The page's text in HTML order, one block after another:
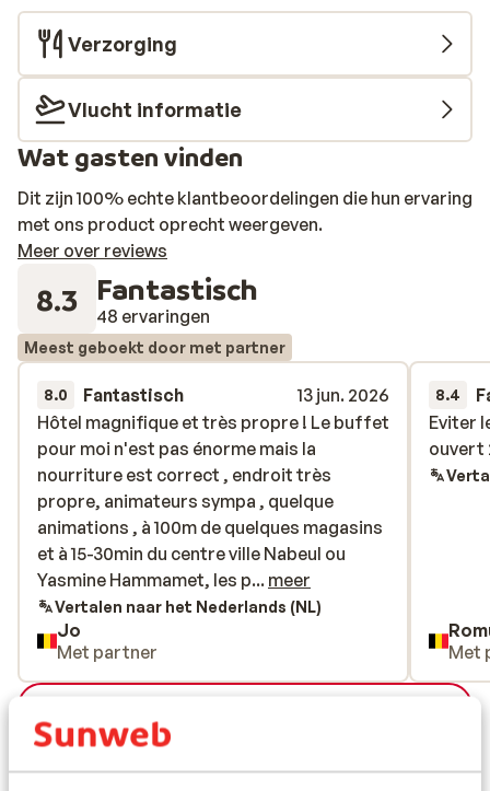
Verzorging
Vlucht informatie
Wat gasten vinden
Dit zijn 100% echte klantbeoordelingen die hun ervaring
met ons product oprecht weergeven.
Meer over reviews
8.3 Fantastisch
48 ervaringen
Meest geboekt door met partner
8.0 Fantastisch
13 jun. 2026
Hôtel magnifique et très propre ! Le buffet
pour moi n'est pas énorme mais la
nourriture est correct , endroit très
propre, animateurs sympa , quelque
animations , à 100m de quelques magasins
et à 15-30min du centre ville Nabeul ou
Yasmine Hammamet, les piscines sont
magnifiques, l'hôtel est très beaux
quasiment tout à été rénové , bref vous
pouvez y aller les yeux fermés
Hôtel magnifique et très propre ! Le buffet
pour moi n'est pas énorme mais la
nourriture est correct , endroit très
propre, animateurs sympa , quelque
animations , à 100m de quelques magasins
et à 15-30min du centre ville Nabeul ou
Yasmine Hammamet, les p... meer
Vertalen naar het Nederlands (NL)
Jo
Met partner
8.4
Eviter
ouvert
Eviter
ouvert
Met
Ligging